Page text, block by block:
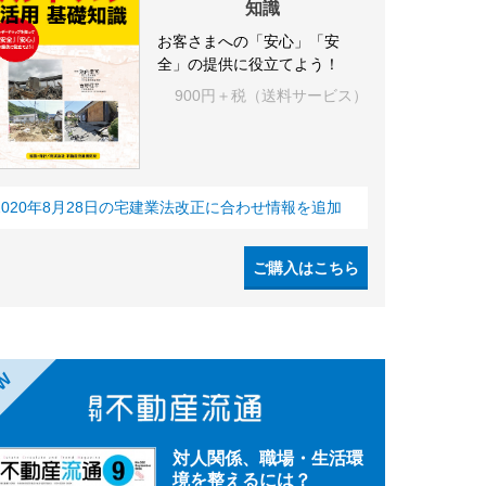
知識
お客さまへの「安心」「安
全」の提供に役立てよう！
900円＋税（送料サービス）
年8月28日の宅建業法改正に合わせ情報を追加
ご購入はこちら
対人関係、職場・生活環
境を整えるには？